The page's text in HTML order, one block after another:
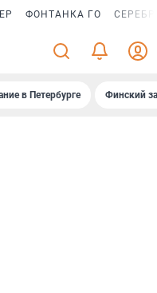
ФОНТАНКА ГО
в Петербурге Финский